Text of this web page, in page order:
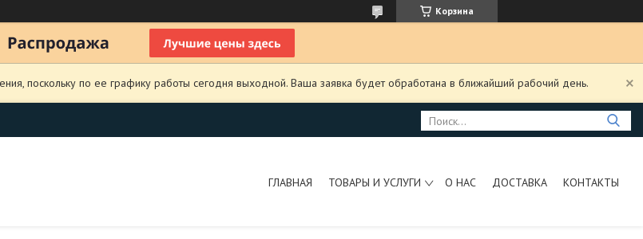
Корзина
поскольку по ее графику работы сегодня выходной. Ваша заявка будет обработана в ближайший рабочий день.
ГЛАВНАЯ ТОВАРЫ И УСЛУГИ О НАС ДОСТАВКА КОНТАКТЫ